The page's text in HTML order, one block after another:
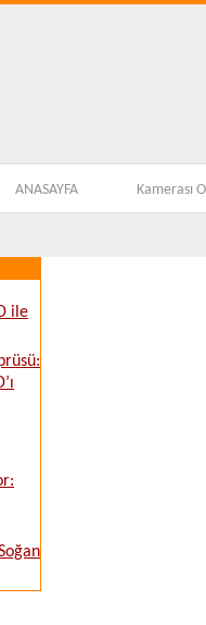
ANASAYFA Kamerası
ile